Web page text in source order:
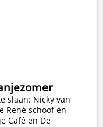
slaan: Nicky van
René schoof en
Café en De